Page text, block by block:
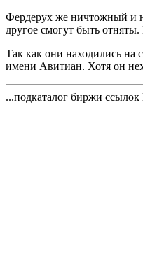
Фердерух же ничтожный и
другое смогут быть
Так как они находились на
имени Авитиан. Хотя он
...подкаталог биржи